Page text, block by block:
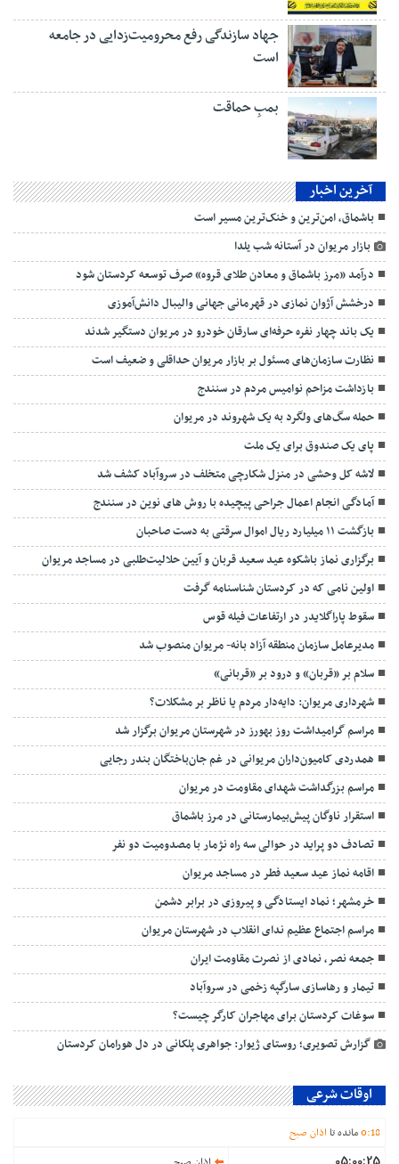
جهاد سازندگی رفع محرومیت‌زدایی در جامعه
است
بمبِ حماقت
آخرین اخبار
باشماق، امن‌ترین و خنک‌ترین مسیر است
بازار مریوان در آستانه شب یلدا
درآمد «مرز باشماق و معادن طلای قروه» صرف توسعه کردستان شود
درخشش آژوان نمازی در قهرمانی جهانی والیبال دانش‌آموزی
یک باند چهار نفره حرفه‌ای سارقان خودرو در مریوان دستگیر شدند
نظارت سازمان‌های مسئول بر بازار مریوان حداقلی و ضعیف است
بازداشت مزاحم نوامیس مردم در سنندج
حمله سگ‌های ولگرد به یک شهروند در مریوان
پای یک صندوق برای یک ملت
لاشه کل وحشی در منزل شکارچی متخلف در سروآباد کشف شد
آمادگی انجام اعمال جراحی پیچیده با روش های نوین در سنندج
بازگشت ۱۱ میلیارد ریال اموال سرقتی به دست صاحبان
برگزاری نماز باشکوه عید سعید قربان و آیین حلالیت‌طلبی در مساجد مریوان
اولین نامی که در کردستان شناسنامه گرفت
سقوط پاراگلایدر در ارتفاعات فیله قوس
مدیرعامل سازمان منطقه آزاد بانه- مریوان منصوب شد
سلام بر «قربان» و درود بر «قربانی»
شهرداری مریوان: دایه‌دار مردم یا ناظر بر مشکلات؟
مراسم گرامیداشت روز بهورز در شهرستان مریوان برگزار شد
همدردی کامیون‌داران مریوانی در غم جان‌باختگان بندر رجایی
مراسم بزرگداشت شهدای مقاومت در مریوان
استقرار ناوگان پیش‌بیمارستانی در مرز باشماق
تصادف دو پراید در حوالی سه راه نژمار با مصدومیت دو نفر
اقامه نماز عید سعید فطر در مساجد مریوان
خرمشهر؛ نماد ایستادگی و پیروزی در برابر دشمن
مراسم اجتماع عظیم ندای انقلاب در شهرستان مریوان
جمعه نصر، نمادی از نصرت مقاومت ایران
تیمار و رهاسازی سارگپه زخمی در سروآباد
سوغات کردستان برای مهاجران کارگر چیست؟
گزارش تصویری؛ روستای ژیوار: جواهری پلکانی در دل هورامان کردستان
اوقات شرعی
0:18 مانده تا اذان صبح